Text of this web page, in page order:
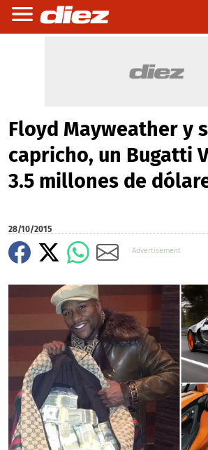
Floyd Mayweather y
capricho, un Bugatti
3.5 millones de
28/10/2015